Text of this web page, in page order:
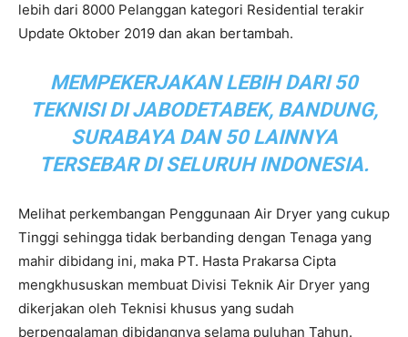
lebih dari 8000 Pelanggan kategori Residential terakir
Update Oktober 2019 dan akan bertambah.
MEMPEKERJAKAN LEBIH DARI 50
TEKNISI DI JABODETABEK, BANDUNG,
SURABAYA DAN 50 LAINNYA
TERSEBAR DI SELURUH INDONESIA.
Melihat perkembangan Penggunaan Air Dryer yang cukup
Tinggi sehingga tidak berbanding dengan Tenaga yang
mahir dibidang ini, maka PT. Hasta Prakarsa Cipta
mengkhususkan membuat Divisi Teknik Air Dryer yang
dikerjakan oleh Teknisi khusus yang sudah
berpengalaman dibidangnya selama puluhan Tahun.